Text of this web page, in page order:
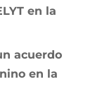
en la
acuerdo
en la